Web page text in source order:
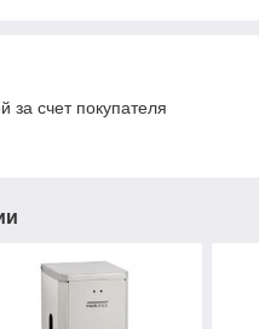
за счет покупателя